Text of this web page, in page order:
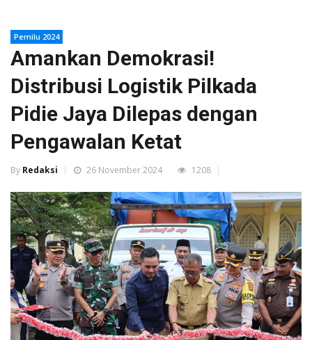
Pemilu 2024
Amankan Demokrasi!
Distribusi Logistik Pilkada
Pidie Jaya Dilepas dengan
Pengawalan Ketat
By Redaksi 26 November 2024 1208